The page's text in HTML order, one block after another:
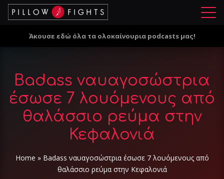
Μ
ο
Άκουσε εδώ όλα τα ολοκαίνουρια podcasts μας!
Badass ναυαγοσώστρια
έσωσε 7 λουόμενους από
θαλάσσιο ρεύμα στην
Κεφαλονιά
Home » Badass ναυαγοσώστρια έσωσε 7 λουόμενους από
θαλάσσιο ρεύμα στην Κεφαλονιά